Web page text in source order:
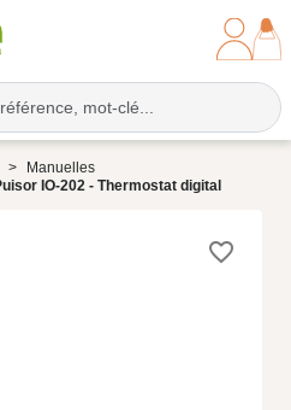
Manuelles
IO-202 - Thermostat digital
favorite_border